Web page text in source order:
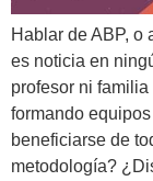
Hablar de ABP, o
es noticia en
profesor ni
formando
beneficiarse de
metodología?